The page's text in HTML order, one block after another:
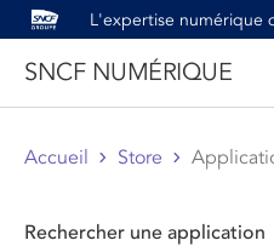
L'expertise numérique
SNCF NUMÉRIQUE
Accueil Store
Rechercher une application